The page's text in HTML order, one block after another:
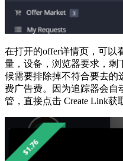
在打开的offer详情页，可以
量，设备，浏览器要求，剩
候需要排除掉不符合要去的
费广告费。因为追踪器会自
管，直接点击 Create Link获